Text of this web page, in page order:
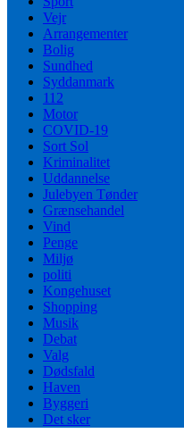
Vejr
Arrangementer
Bolig
Sundhed
Syddanmark
112
Motor
COVID-19
Sort Sol
Kriminalitet
Uddannelse
Julebyen Tønder
Grænsehandel
Vind
Penge
Miljø
politi
Kongehuset
Shopping
Musik
Debat
Valg
Dødsfald
Haven
Byggeri
Det sker